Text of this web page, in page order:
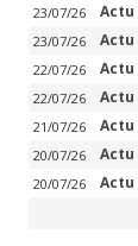
23/07/26 Actu
23/07/26 Actu
22/07/26 Actu
22/07/26 Actu
21/07/26 Actu
20/07/26 Actu
20/07/26 Actu